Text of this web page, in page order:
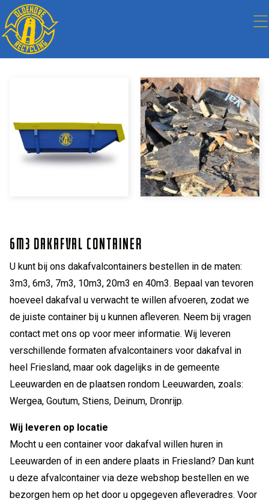
6M3 DAKAFVAL CONTAINER
U kunt bij ons dakafvalcontainers bestellen in de maten:
3m3, 6m3, 7m3, 10m3, 20m3 en 40m3. Bepaal van tevoren
hoeveel dakafval u verwacht te willen afvoeren, zodat we
de juiste container bij u kunnen afleveren. Neem bij vragen
contact met ons op voor meer informatie. Wij leveren
verschillende formaten afvalcontainers voor dakafval in
heel Friesland, maar ook dagelijks in de gemeente
Leeuwarden en de plaatsen rondom Leeuwarden, zoals:
Wergea, Goutum, Stiens, Deinum, Dronrijp.
Wij leveren op locatie
Mocht u een container voor dakafval willen huren in
Leeuwarden of in een andere plaats in Friesland? Dan kunt
u deze afvalcontainer via deze webshop bestellen en we
bezorgen hem op het door u opgegeven afleveradres. Voor